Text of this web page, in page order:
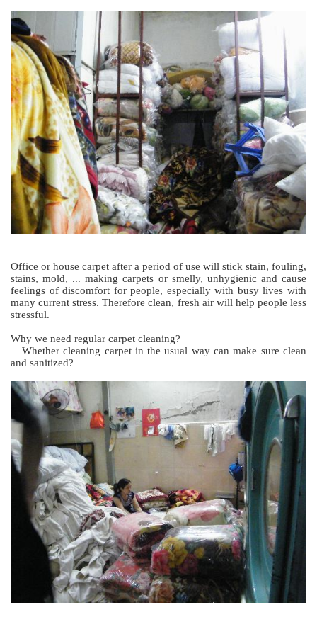
Office or house carpet after a period of use will stick stain, fouling,
stains, mold, ... making carpets or smelly, unhygienic and cause
feelings of discomfort for people, especially with busy lives with
many current stress. Therefore clean, fresh air will help people less
stressful.
Why we need regular carpet cleaning?
Whether cleaning carpet in the usual way can make sure clean
and sanitized?